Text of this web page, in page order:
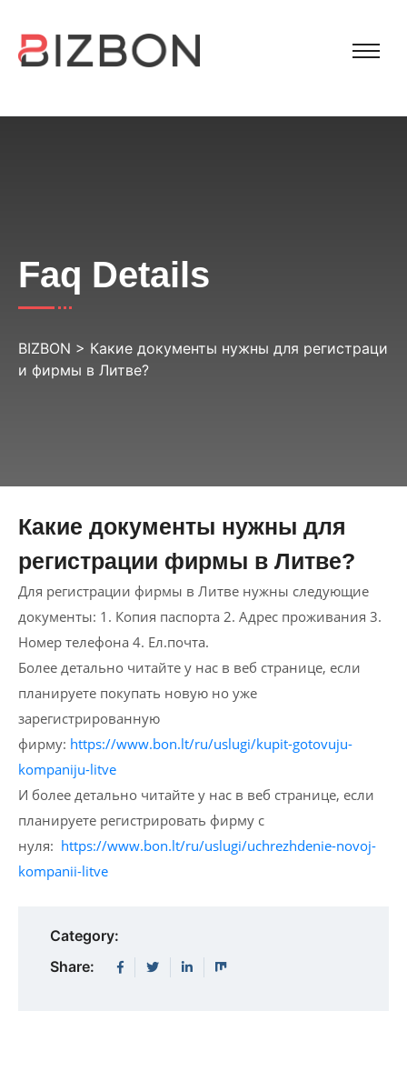
Faq Details
BIZBON > Какие документы нужны для регистраци
и фирмы в Литве?
Какие документы нужны для
регистрации фирмы в Литве?
Для регистрации фирмы в Литве нужны следующие
документы: 1. Копия паспорта 2. Адрес проживания 3.
Номер телефона 4. Ел.почта.
Более детально читайте у нас в веб странице, если
планируете покупать новую но уже
зарегистрированную
фирму: https://www.bon.lt/ru/uslugi/kupit-gotovuju-
kompaniju-litve
И более детально читайте у нас в веб странице, если
планируете регистрировать фирму с
нуля: https://www.bon.lt/ru/uslugi/uchrezhdenie-novoj-
kompanii-litve
Category:
Share: